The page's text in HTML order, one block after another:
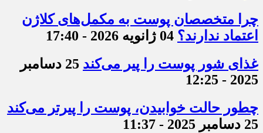
چرا متخصصان پوست به مکمل‌های کلاژن
اعتماد ندارند؟ 04 ژانویه 2026 - 17:40
غذای شور پوست را پیر می‌کند
25 دسامبر
2025 - 12:25
چطور حالت خوابیدن، پوست را پیرتر می‌کند
25 دسامبر 2025 - 11:37